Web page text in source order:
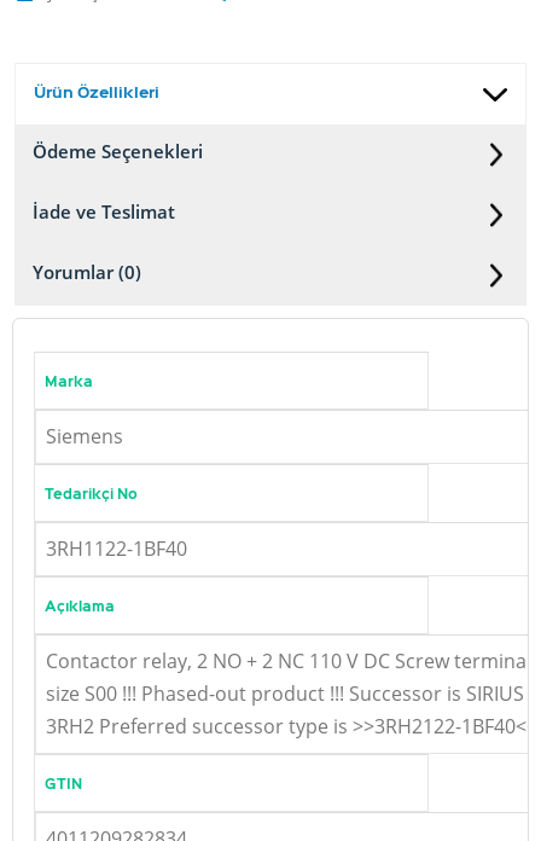
Ürün Özellikleri
Ödeme Seçenekleri
İade ve Teslimat
Yorumlar (0)
Marka
Siemens
Tedarikçi No
3RH1122-1BF40
Açıklama
Contactor relay, 2 NO + 2 NC 110 V DC Screw terminal
size S00 !!! Phased-out product !!! Successor is SIRIUS
3RH2 Preferred successor type is >>3RH2122-1BF40<<
GTIN